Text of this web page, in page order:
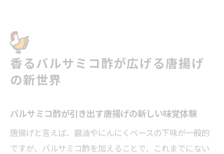
香るバルサミコ酢が広げる唐揚げ
の新世界
バルサミコ酢が引き出す唐揚げの新しい味覚体験
唐揚げと言えば、醤油やにんにくベースの下味が一般的
ですが、バルサミコ酢を加えることで、これまでにない